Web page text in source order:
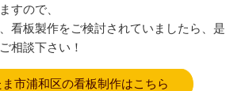
すので、
看板製作をご検討されていましたら、是
相談下さい！
ま市浦和区の看板制作はこちら